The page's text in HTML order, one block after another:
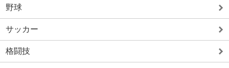
野球
サッカー
格闘技